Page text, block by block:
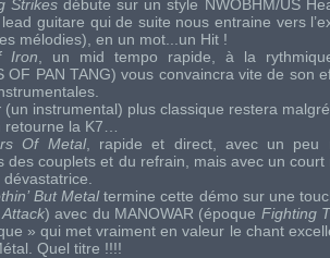
Strikes débute sur un style NWOBHM/US
guitare qui de suite nous entraine vers
mélodies), en un mot...un Hit !
Iron , un mid tempo rapide, à la
OF PAN TANG) vous convaincra vite de son
(un instrumental) plus classique restera
retourne la K7…
Of Metal, rapide et direct, avec un peu
des couplets et du refrain, mais avec un
But Metaltermine cette démo sur une
) avec du MANOWAR (époque Fighting
» qui met vraiment en valeur le chant
Quel titre !!!!